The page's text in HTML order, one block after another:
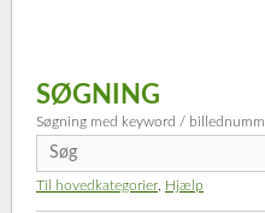
SØGNING
Søgning med keyword /
Til hovedkategorier Hjælp